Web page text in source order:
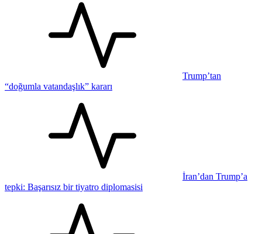
Trump’tan
“doğumla vatandaşlık” kararı
İran’dan Trump’a
tepki: Başarısız bir tiyatro diplomasisi